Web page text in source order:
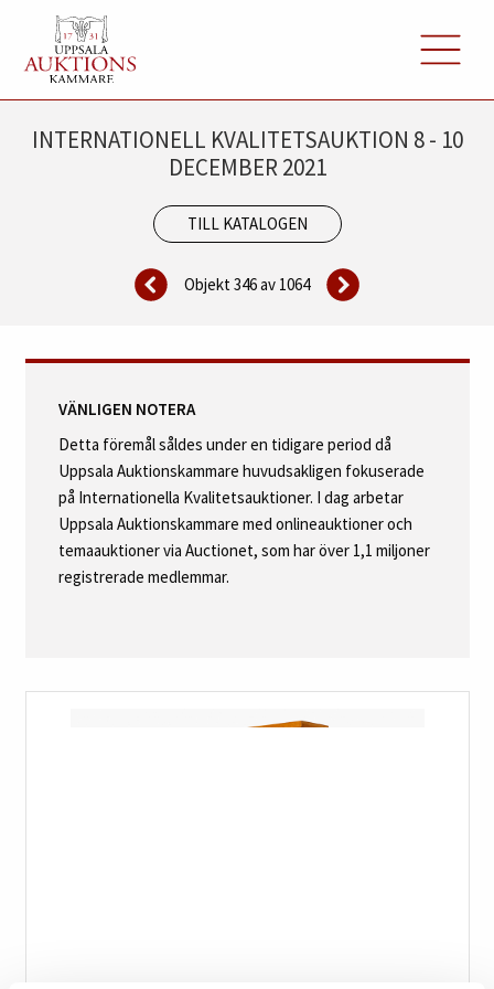
INTERNATIONELL KVALITETSAUKTION 8 - 10
DECEMBER 2021
TILL KATALOGEN
Objekt 346 av 1064
VÄNLIGEN NOTERA
Detta föremål såldes under en tidigare period då
Uppsala Auktionskammare huvudsakligen fokuserade
på Internationella Kvalitetsauktioner. I dag arbetar
Uppsala Auktionskammare med onlineauktioner och
temaauktioner via Auctionet, som har över 1,1 miljoner
registrerade medlemmar.